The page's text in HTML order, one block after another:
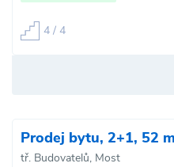
4 / 4
Prodej bytu, 2+1, 52
tř. Budovatelů, Most